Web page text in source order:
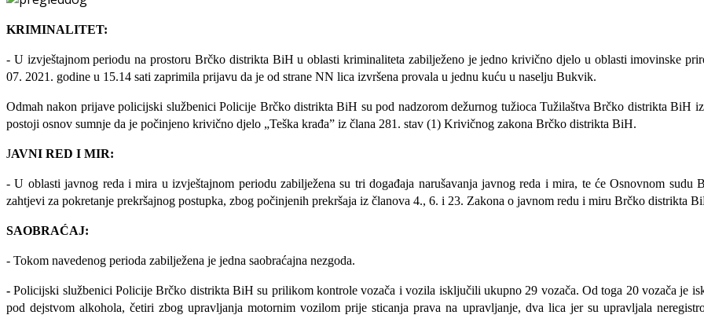
KRIMINALITET:
- U izvještajnom periodu na prostoru Brčko distrikta BiHu oblasti kriminaliteta zabilježeno je jedno krivično djelo u oblasti imovinske
07. 2021. godine u 15.14 sati zaprimila prijavu da je od strane NN lica izvršena provala u jednu kuću u naselju Bukvik.
Odmah nakon prijave policijski službenici Policije Brčko distrikta BiH su pod nadzorom dežurnog tužioca Tužilaštva Brčko distrikta BiH
postoji osnov sumnje da je počinjeno krivično djelo „Teška krađa” iz člana 281. stav (1) Krivičnog zakona Brčko distrikta BiH.
JAVNI RED I MIR:
-U oblasti javnog reda i mira u izvještajnom periodu zabilježena su tri događaja narušavanja javnog reda i mira, te će Osnovnom
zahtjevi za pokretanje prekršajnog postupka, zbog počinjenih prekršaja iz članova 4., 6. i 23. Zakona o javnom redu i miru Brčko distrikta
SAOBRAĆAJ:
- Tokom navedenog perioda zabilježena je jedna saobraćajna nezgoda.
-Policijski službenici Policije Brčko distrikta BiH su prilikom kontrole vozača i vozila isključili ukupno 29 vozača. Od toga 20 vozača je
pod dejstvom alkohola, četiri zbog upravljanja motornim vozilom prije sticanja prava na upravljanje, dva lica jer su upravljala